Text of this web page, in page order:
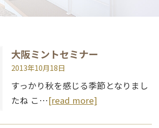
大阪ミントセミナー
2013年10月18日
すっかり秋を感じる季節となりまし
たね こ…[read more]